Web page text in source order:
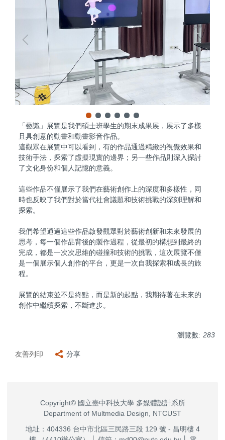
「藝識」展覽是我們碩士班學生的期末成果展，展示了多樣
且具創意的動畫和動畫影音作品。
這觀眾在展覽中可以看到，有的作品通過精緻的視覺效果和
技術手法，探索了虛擬現實的邊界；另一些作品則深入探討
了文化身份和個人記憶的意義。
這些作品不僅展示了我們在藝術創作上的深度和多樣性，同
時也反映了我們對於當代社會議題和技術挑戰的深刻理解和
探索。
我們希望通過這些作品啟發觀眾對於藝術創新和未來發展的
思考，每一個作品背後的製作過程，從最初的構想到最終的
完成，都是一次次思維的碰撞和技術的挑戰，這次展覽不僅
是一個展示個人創作的平台，更是一次自我探索和成長的旅
程。
展覽的結束並不是終點，而是新的起點，我期待著在未來的
創作中繼續探索，不斷進步。
瀏覽數: 283
友善列印 分享
Copyright© 國立臺中科技大學 多媒體設計系所
Department of Multmedia Design, NTCUST
地址：404336 台中市北區三民路三段 129 號 - 昌明樓 4